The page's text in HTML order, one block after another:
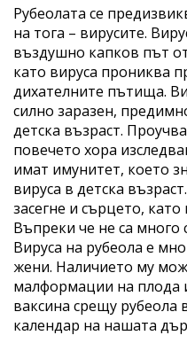
Рубеолата се
на тога – вирусите.
въздушно капков път
като вируса прониква
дихателните пътища.
силно заразен,
детска възраст.
повечето хора
имат имунитет, което
вируса в детска
засегне и сърцето,
Въпреки че не са много
Вируса на рубеола е
жени. Наличието му
малформации на плода
ваксина срещу рубеола
календар на нашата